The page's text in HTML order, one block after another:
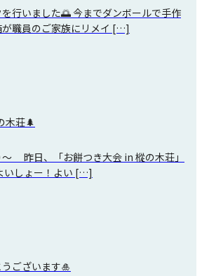
行いました🌅 今までダンボールで手作
が職員のご家族にリメイ […]
木荘🌲
昨日、「お餅つき大会 in 樅の木荘」
いしょー！よい […]
ございます🎍